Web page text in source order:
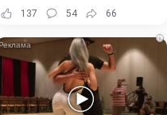
137
54 66
i